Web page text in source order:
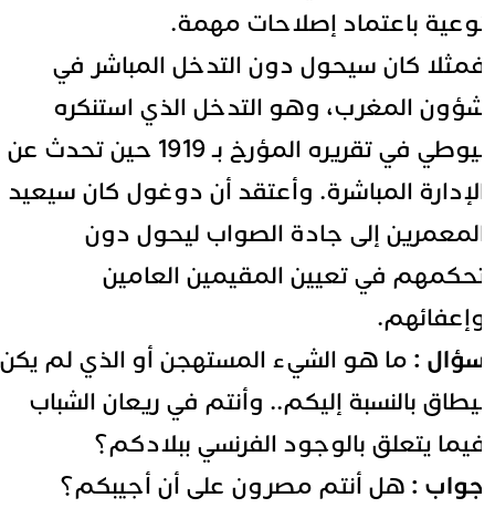
باعتماد إصلاحات مهمة.
كان سيحول دون التدخل المباشر في
المغرب، وهو التدخل الذي استنكره
ليوطي في تقريره المؤرخ بـ 1919 حين تحدث عن
المباشرة. وأعتقد أن دوغول كان سيعيد
إلى جادة الصواب ليحول دون
في تعيين المقيمين العامين
: ما هو الشيء المستهجن أو الذي لم يكن
بالنسبة إليكم.. وأنتم في ريعان الشباب
يتعلق بالوجود الفرنسي ببلادكم؟
: هل أنتم مصرون على أن أجيبكم؟